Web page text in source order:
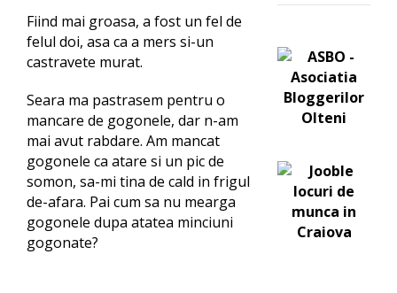
Fiind mai groasa, a fost un fel de
felul doi, asa ca a mers si-un
castravete murat.
Seara ma pastrasem pentru o
mancare de gogonele, dar n-am
mai avut rabdare. Am mancat
gogonele ca atare si un pic de
somon, sa-mi tina de cald in frigul
de-afara. Pai cum sa nu mearga
gogonele dupa atatea minciuni
gogonate?